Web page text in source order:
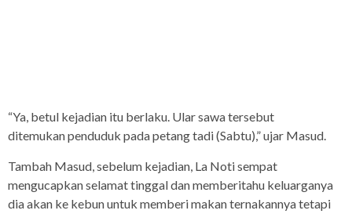
“Ya, betul kejadian itu berlaku. Ular sawa tersebut
ditemukan penduduk pada petang tadi (Sabtu),” ujar Masud.
Tambah Masud, sebelum kejadian, La Noti sempat
mengucapkan selamat tinggal dan memberitahu keluarganya
dia akan ke kebun untuk memberi makan ternakannya tetapi